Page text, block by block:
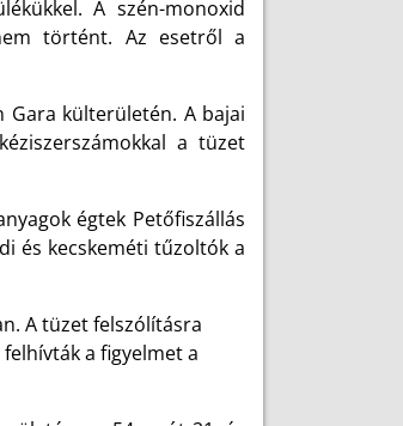
A szén-monoxid
történt. Az esetről a
külterületén. A bajai
a tüzet
égtek Petőfiszállás
és kecskeméti tűzoltók a
A tüzet felszólításra
a figyelmet a